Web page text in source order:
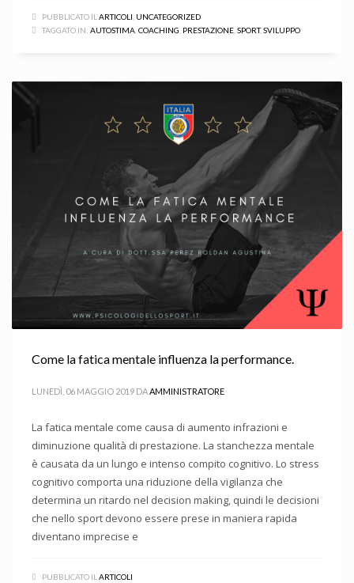
PUBBLICATO ILARTICOLI, UNCATEGORIZED
TAGGATO IN: AUTOSTIMA,COACHING, PRESTAZIONE,SPORT,SVILUPPO
Come la fatica mentale influenza la performance.
LUNEDÌ, 06 MAGGIO 2019 DAAMMINISTRATORE
La fatica mentale come causa di aumento infrazioni e
diminuzione qualità di prestazione. La stanchezza mentale
è causata da un lungo e intenso compito cognitivo. Lo stress
cognitivo comporta una riduzione della vigilanza che
determina un ritardo nel decision making, quindi le decisioni
che nello sport devono essere prese in maniera rapida
diventano imprecise e
PUBBLICATO ILARTICOLI